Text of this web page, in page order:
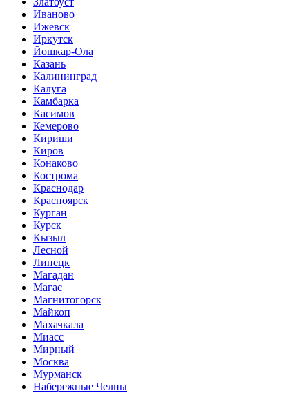
Иваново
Ижевск
Иркутск
Йошкар-Ола
Казань
Калининград
Калуга
Камбарка
Касимов
Кемерово
Кириши
Киров
Конаково
Кострома
Краснодар
Красноярск
Курган
Курск
Кызыл
Лесной
Липецк
Магадан
Магас
Магнитогорск
Майкоп
Махачкала
Миасс
Мирный
Москва
Мурманск
Набережные Челны